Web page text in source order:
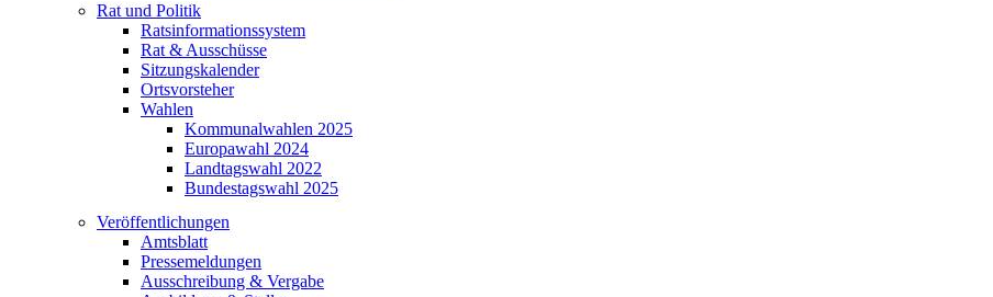
Rat und Politik
Ratsinformationssystem
Rat & Ausschüsse
Sitzungskalender
Ortsvorsteher
Wahlen
Kommunalwahlen 2025
Europawahl 2024
Landtagswahl 2022
Bundestagswahl 2025
Veröffentlichungen
Amtsblatt
Pressemeldungen
Ausschreibung & Vergabe